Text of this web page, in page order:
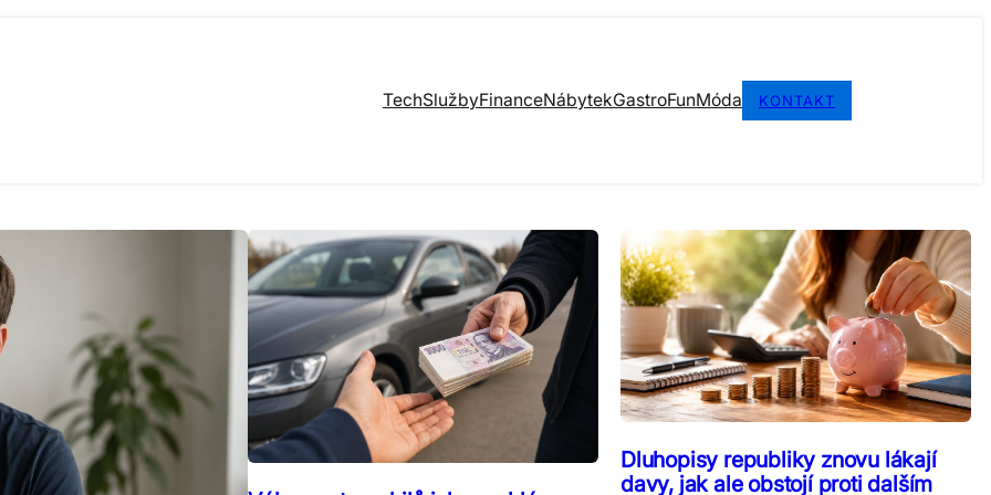
TechSlužbyFinanceNábytekGastroFunMóda KONTAKT
Dluhopisy republiky znovu lákají
davy, jak ale obstojí proti dalším